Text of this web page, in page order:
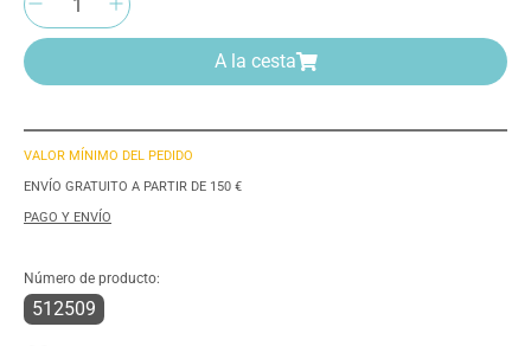
A la cesta
VALOR MÍNIMO DEL PEDIDO
ENVÍO GRATUITO A PARTIR DE 150 €
PAGO Y ENVÍO
Número de producto:
512509